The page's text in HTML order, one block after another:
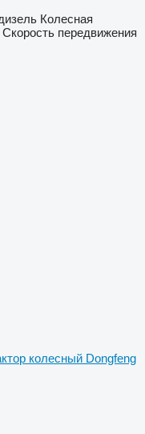
Колесная
Скорость передвижения
колесный Dongfeng